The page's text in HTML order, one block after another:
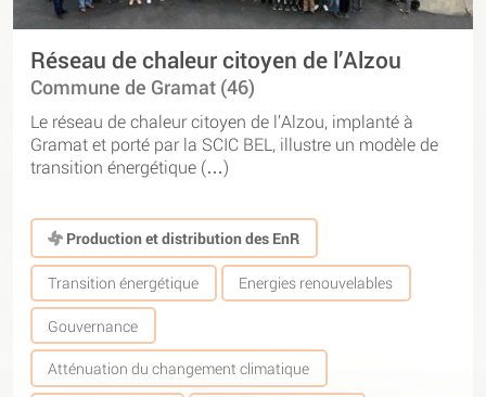
Réseau de chaleur citoyen de l’Alzou
Commune de Gramat (46)
Le réseau de chaleur citoyen de l’Alzou, implanté à
Gramat et porté par la SCIC BEL, illustre un modèle de
transition énergétique (…)
Production et distribution des EnR
Transition énergétique Energies renouvelables
Gouvernance
Atténuation du changement climatique